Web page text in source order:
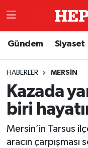
Gündem Siyaset
HABERLER MERSIN
Kazada
biri
Mersin’in Tarsus
aracın
Çevre
Dünya
Eğitim
İzmir Namaz
İstanbul Trafik
Süper Lig